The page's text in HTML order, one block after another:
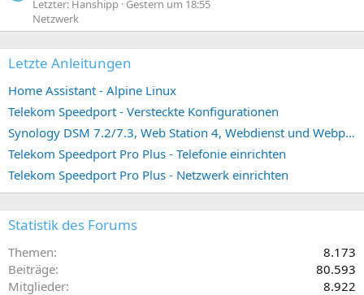
Letzter: Hanshipp Gestern um 18:55
Netzwerk
Letzte Anleitungen
Home Assistant - Alpine Linux
Telekom Speedport - Versteckte Konfigurationen
Synology DSM 7.2/7.3, Web Station 4, Webdienst und Webportal erstellen (ehemals vHost)
Telekom Speedport Pro Plus - Telefonie einrichten
Telekom Speedport Pro Plus - Netzwerk einrichten
Statistik des Forums
Themen
8.173
Beiträge
80.593
Mitglieder
8.922